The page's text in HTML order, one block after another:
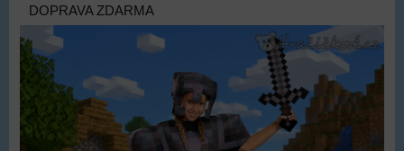
DOPRAVA ZDARMA